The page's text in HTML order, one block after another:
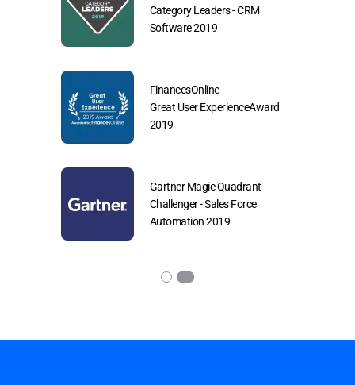
Category Leaders - CRM
Software 2019
FinancesOnline
Great User ExperienceAward
2019
Gartner Magic Quadrant
Challenger - Sales Force
Automation 2019